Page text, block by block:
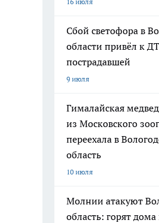
Сбой светофора в
области привёл к
пострадавшей
9 июля
Гималайская
из Московского
переехала в
область
10 июля
Молнии атакуют
область: горят дома